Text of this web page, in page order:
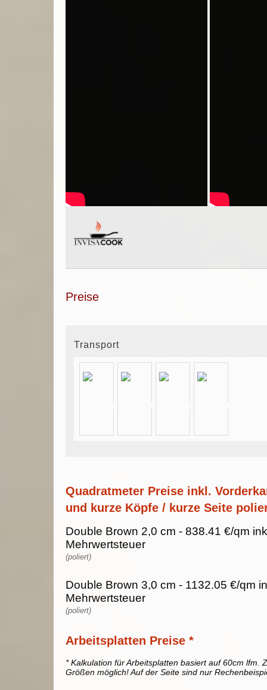
Preise
Transport
Quadratmeter Preise inkl.
und kurze Köpfe / kurze Seite
Double Brown 2,0 cm - 838.41 €/qm
Mehrwertsteuer
(poliert)
Double Brown 3,0 cm - 1132.05 €/qm
Mehrwertsteuer
(poliert)
Arbeitsplatten Preise *
* Kalkulation für Arbeitsplatten basiert auf 60cm lfm.
Größen möglich! Auf der Seite sind nur